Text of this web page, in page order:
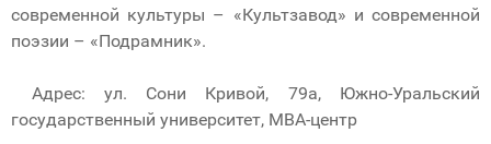
современной культуры – «Культзавод» и современной
поэзии – «Подрамник».
Адрес: ул. Сони Кривой, 79а, Южно-Уральский
государственный университет, MBA-центр